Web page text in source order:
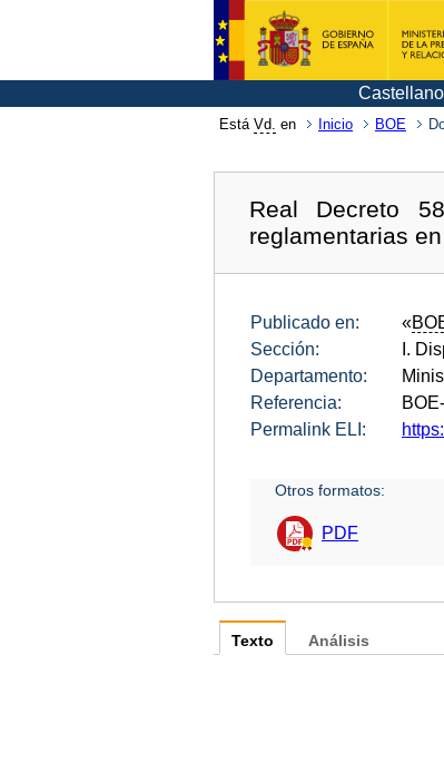
Castellano
Está Vd. en Inicio BOE
Real Decreto
reglamentarias
Publicado en: «
Sección:
I.
Departamento:
Referencia:
Permalink ELI:
Otros formatos:
PDF
Texto Análisis